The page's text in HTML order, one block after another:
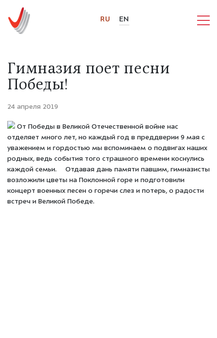
RU EN
Гимназия поет песни
Победы!
24 апреля 2019
От Победы в Великой Отечественной войне нас
отделяет много лет, но каждый год в преддверии 9 мая с
уважением и гордостью мы вспоминаем о подвигах наших
родных, ведь события того страшного времени коснулись
каждой семьи. ⠀ Отдавая дань памяти павшим, гимназисты
возложили цветы на Поклонной горе и подготовили
концерт военных песен о горечи слез и потерь, о радости
встреч и Великой Победе.